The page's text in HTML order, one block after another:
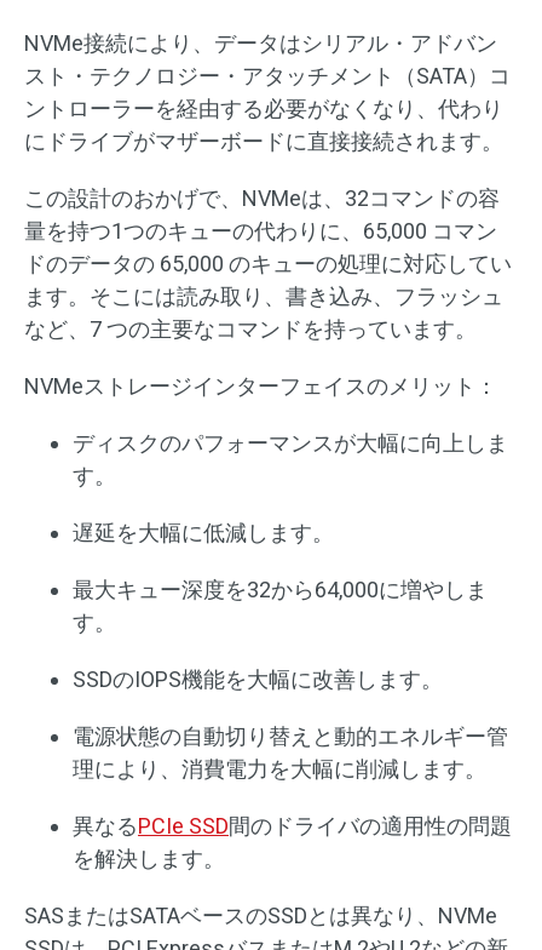
NVMe接続により、データはシリアル・アドバン
スト・テクノロジー・アタッチメント（SATA）コ
ントローラーを経由する必要がなくなり、代わり
にドライブがマザーボードに直接接続されます。
この設計のおかげで、NVMeは、32コマンドの容
量を持つ1つのキューの代わりに、65,000 コマン
ドのデータの 65,000 のキューの処理に対応してい
ます。そこには読み取り、書き込み、フラッシュ
など、7 つの主要なコマンドを持っています。
NVMeストレージインターフェイスのメリット：
ディスクのパフォーマンスが大幅に向上しま
す。
遅延を大幅に低減します。
最大キュー深度を32から64,000に増やしま
す。
SSDのIOPS機能を大幅に改善します。
電源状態の自動切り替えと動的エネルギー管
理により、消費電力を大幅に削減します。
異なるPCIe SSD間のドライバの適用性の問題
を解決します。
SASまたはSATAベースのSSDとは異なり、NVMe